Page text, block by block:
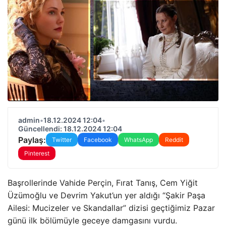
admin•18.12.2024 12:04•
Güncellendi: 18.12.2024 12:04
Paylaş: Twitter Facebook WhatsApp
Reddit
Pinterest
Başrollerinde Vahide Perçin, Fırat Tanış, Cem Yiğit
Üzümoğlu ve Devrim Yakut’un yer aldığı “Şakir Paşa
Ailesi: Mucizeler ve Skandallar” dizisi geçtiğimiz Pazar
günü ilk bölümüyle geceye damgasını vurdu.